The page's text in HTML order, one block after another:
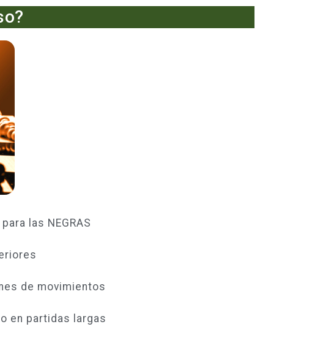
las NEGRAS
de movimientos
en partidas largas